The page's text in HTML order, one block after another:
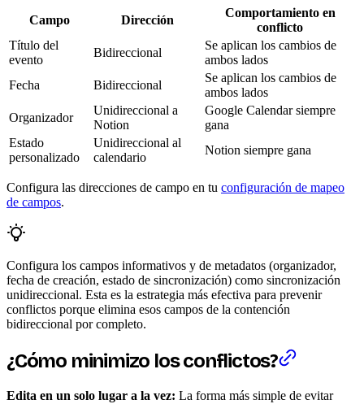
Campo Dirección
Comportamiento en
conflicto
Título del
evento
Bidireccional
Se aplican los cambios de
ambos lados
Fecha
Bidireccional
Se aplican los cambios de
ambos lados
Organizador
Unidireccional a
Notion
Google Calendar siempre
gana
Estado
personalizado
Unidireccional al
calendario
Notion siempre gana
Configura las direcciones de campo en tu configuración de mapeo
de campos.
Configura los campos informativos y de metadatos (organizador,
fecha de creación, estado de sincronización) como sincronización
unidireccional. Esta es la estrategia más efectiva para prevenir
conflictos porque elimina esos campos de la contención
bidireccional por completo.
¿Cómo minimizo los conflictos?
Edita en un solo lugar a la vez: La forma más simple de evitar